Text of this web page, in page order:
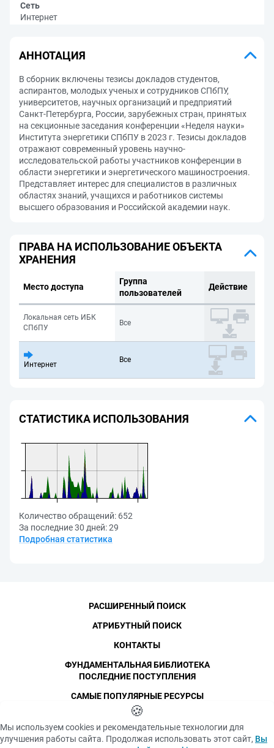
Сеть
Интернет
АННОТАЦИЯ
В сборник включены тезисы докладов студентов,
аспирантов, молодых ученых и сотрудников СПбПУ,
университетов, научных организаций и предприятий
Санкт-Петербурга, России, зарубежных стран, принятых
на секционные заседания конференции «Неделя науки»
Института энергетики СПбПУ в 2023 г. Тезисы докладов
отражают современный уровень научно-
исследовательской работы участников конференции в
области энергетики и энергетического машиностроения.
Представляет интерес для специалистов в различных
областях знаний, учащихся и работников системы
высшего образования и Российской академии наук.
ПРАВА НА ИСПОЛЬЗОВАНИЕ ОБЪЕКТА
ХРАНЕНИЯ
Место доступа
Группа
пользователей
Действие
Локальная сеть ИБК
СПбПУ
Все
Интернет
Все
СТАТИСТИКА ИСПОЛЬЗОВАНИЯ
Количество обращений: 652
За последние 30 дней:29
Подробная статистика
СПбПУ, 1996-2026
Авторские права и персональные данные
Фотографии размещены с согласия
изображённых лиц в соответствии
Политика конфиденциальности
РАСШИРЕННЫЙ ПОИСК
АТРИБУТНЫЙ ПОИСК
КОНТАКТЫ
ФУНДАМЕНТАЛЬНАЯ БИБЛИОТЕКА
ПОСЛЕДНИЕ ПОСТУПЛЕНИЯ
САМЫЕ ПОПУЛЯРНЫЕ РЕСУРСЫ
🍪
Мы используем cookies и рекомендательные технологии для
улучшения работы сайта. Продолжая использовать этот сайт, Вы